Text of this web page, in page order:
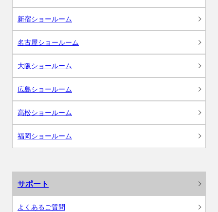
新宿ショールーム
名古屋ショールーム
大阪ショールーム
広島ショールーム
高松ショールーム
福岡ショールーム
サポート
よくあるご質問